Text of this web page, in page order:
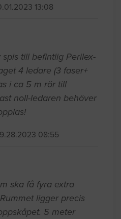
13:08
till befintlig Perilex-
4 ledare (3 faser+
i ca 5 m rör till
noll-ledaren behöver
08:55
ska få fyra extra
ligger precis
5 meter